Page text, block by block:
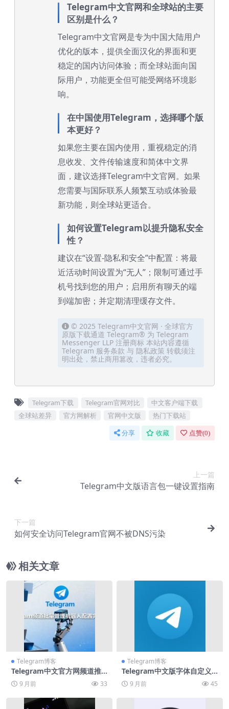
Telegram中文官网和全球站的主要
区别是什么？
Telegram中文官网是专为中国大陆用户
优化的版本，提供全面汉化的界面和更
稳定的国内访问体验；而全球站面向国
际用户，功能更全但可能受网络环境影
响。
在中国使用Telegram，选择哪个版
本更好？
如果您主要在国内使用，重视稳定的消
息收发、文件传输速度和简体中文界
面，建议选择Telegram中文官网。如果
您需要与国际联系人频繁互动或体验最
新功能，则全球站更适合。
如何设置Telegram以提升隐私安全
性？
建议在“设置-隐私和安全”中配置：将最
近活动时间设置为“无人”；限制可通过手
机号找到您的用户；启用所有聊天的端
到端加密；并定期清理缓存文件。
© 2025 Telegram中文官网 · 全球官方
原版下载通道 Telegram® 为 Telegram
Messenger LLP 注册商标 本站内容遵循
Telegram 服务条款 与 隐私政策 转载须注
明出处，禁止商用篡改，违者必究。
Telegram下载 Telegram官网对比
中文客户端下载
全球站差异
官方网解析 官网中文版 热门下载站
分享 收藏 点赞(0)
上一篇
Telegram中文版语言包一键设置指南
下一篇
如何安全访问Telegram官网不被DNS污染
相关文章
Telegram博客
Telegram中文官方网频道推
荐Top50
9 月前 33
Telegram博客
Telegram中文版字体自定义
教程9 月前 45